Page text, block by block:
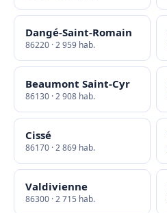
Dangé-Saint-Romain
86220 · 2 959 hab.
Beaumont Saint-Cyr
86130 · 2 908 hab.
Cissé
86170 · 2 869 hab.
Valdivienne
86300 · 2 715 hab.